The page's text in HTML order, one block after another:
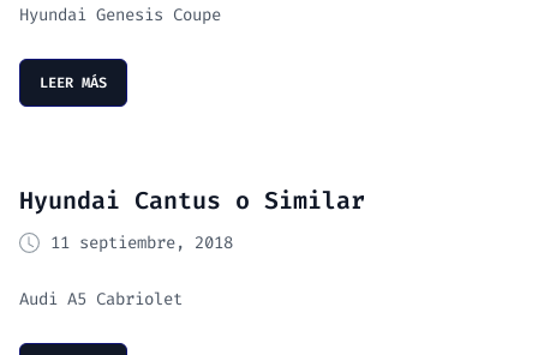
Hyundai Genesis Coupe
LEER MÁS
Hyundai Cantus o Similar
11 septiembre, 2018
Audi A5 Cabriolet